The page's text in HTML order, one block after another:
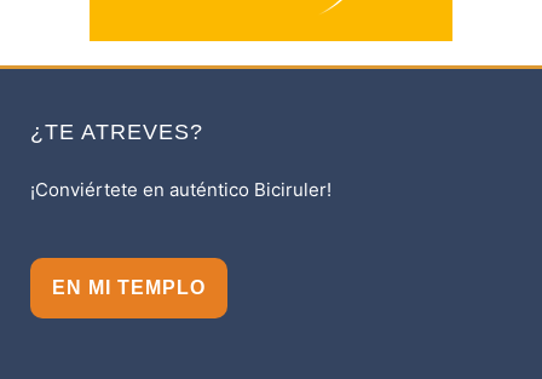
¿TE ATREVES?
¡Conviértete en auténtico Biciruler!
EN MI TEMPLO